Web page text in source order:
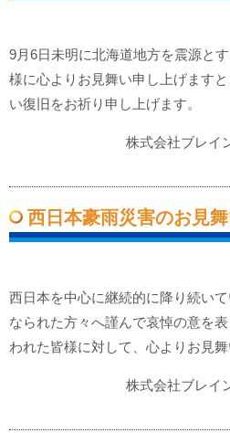
9月6日未明に北海道地方を震源と
様に心よりお見舞い申し上げます
い復旧をお祈り申し上げます。
株式会社ブレイ
西日本豪雨災害のお見
西日本を中心に継続的に降り続い
なられた方々へ謹んで哀悼の意を
われた皆様に対して、心よりお見舞
株式会社ブレイ